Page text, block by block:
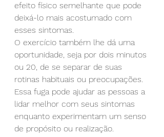
efeito físico semelhante que pode
deixá-lo mais acostumado com
esses sintomas.
O exercício também lhe dá uma
oportunidade, seja por dois minutos
ou 20, de se separar de suas
rotinas habituais ou preocupações.
Essa fuga pode ajudar as pessoas a
lidar melhor com seus sintomas
enquanto experimentam um senso
de propósito ou realização.